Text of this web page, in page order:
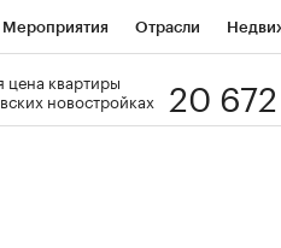
Мероприятия Отрасли
цена квартиры
новостройках
20